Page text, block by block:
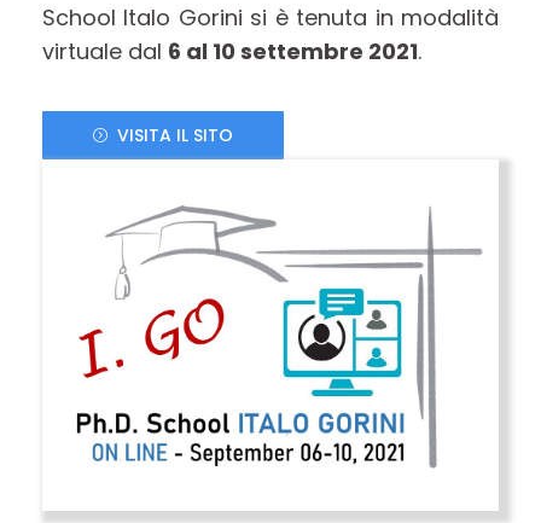
School Italo Gorini si è tenuta in modalità
virtuale dal 6 al 10 settembre 2021.
VISITA IL SITO